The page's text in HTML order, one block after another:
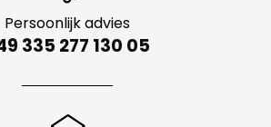
Persoonlijk advies
335 277 130 05